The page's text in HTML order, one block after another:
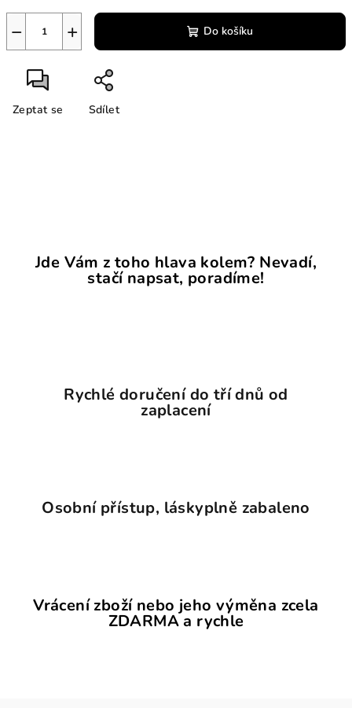
+
− Do košíku
Zeptat se Sdílet
Jde Vám z toho hlava kolem? Nevadí,
stačí napsat, poradíme!
Rychlé doručení do tří dnů od
zaplacení
Osobní přístup, láskyplně zabaleno
Vrácení zboží nebo jeho výměna zcela
ZDARMA a rychle